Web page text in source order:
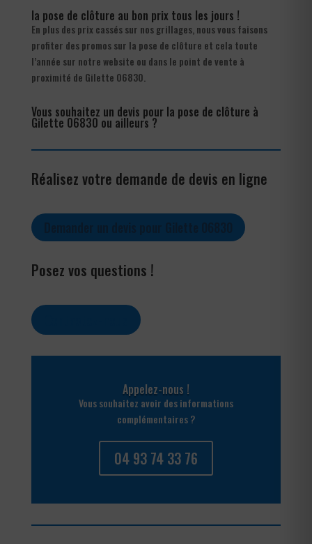
la pose de clôture au bon prix tous les jours !
En plus des prix cassés sur nos grillages, nous vous faisons
profiter des promos sur la pose de clôture et cela toute
l’année sur notre website ou dans le point de vente à
proximité de Gilette 06830.
Vous souhaitez un devis pour la pose de clôture à
Gilette 06830 ou ailleurs ?
Réalisez votre demande de devis en ligne
Posez vos questions !
Appelez-nous !
Vous souhaitez avoir des informations
complémentaires ?
04 93 74 33 76